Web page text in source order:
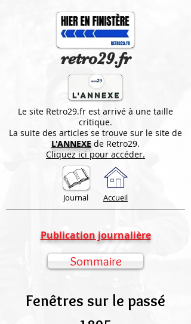
retro29.fr
Le site Retro29.fr est arrivé à une taille
critique.
La suite des articles se trouve sur le site de
L'ANNEXE de Retro29.
Cliquez ici pour accéder.
Journal Accueil
Publication journalière
Fenêtres sur le passé
Sommaire